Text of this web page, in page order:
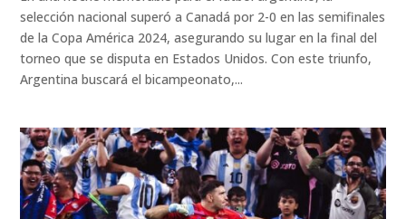
selección nacional superó a Canadá por 2-0 en las semifinales
de la Copa América 2024, asegurando su lugar en la final del
torneo que se disputa en Estados Unidos. Con este triunfo,
Argentina buscará el bicampeonato,...